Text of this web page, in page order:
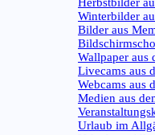
Winterbilder
Bilder aus
Wallpaper aus
Livecams aus
Webcams aus
Medien aus
Urlaub im